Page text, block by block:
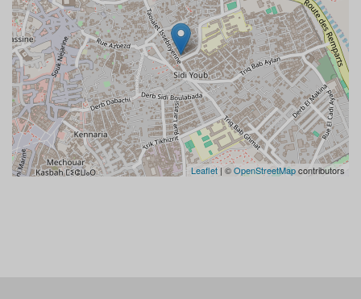
Leaflet | ©OpenStreetMapcontributors